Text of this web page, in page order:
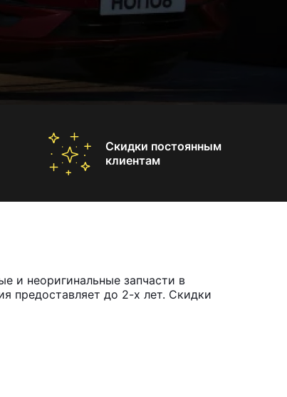
Скидки постоянным
клиентам
и неоригинальные запчасти в
предоставляет до 2-х лет. Скидки